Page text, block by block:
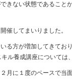
きない状態であること
催してまいりました。
る方が増加してきてお
ル養成講座については
月に１度のペースで当